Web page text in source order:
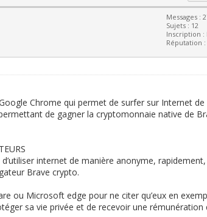
Messages :
Sujets : 12
Inscription :
Réputation :
Chrome qui permet de surfer sur Internet de
de gagner la cryptomonnaie native de
internet de manière anonyme,
Brave crypto.
ou Microsoft edge pour ne citer qu’eux en
sa vie privée et de recevoir une rémunération